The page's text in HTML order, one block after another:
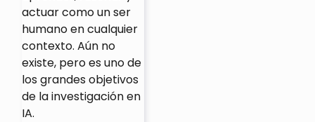
actuar como un ser
humano en cualquier
contexto. Aún no
existe, pero es uno de
los grandes objetivos
de la investigación en
IA.